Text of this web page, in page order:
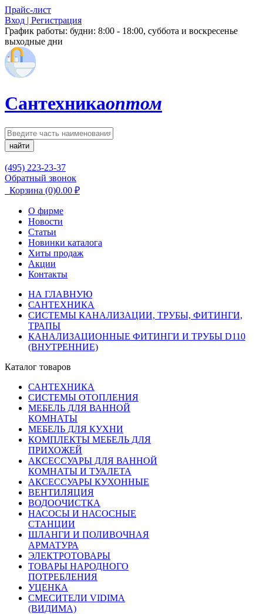
Прайс-лист
Вход | Регистрация
График работы: будни: 8:00 - 18:00, суббота и воскресенье
выходные дни
Сантехникаоптом
найти
(495) 223-23-37
Обратный звонок
Корзина (0)0.00 ₽
О фирме
Новости
Статьи
Новинки каталога
Хиты продаж
Акции
Контакты
НА ГЛАВНУЮ
САНТЕХНИКА
СИСТЕМЫ КАНАЛИЗАЦИИ, ТРУБЫ, ФИТИНГИ,
ТРАПЫ
КАНАЛИЗАЦИОННЫЕ ФИТИНГИ И ТРУБЫ D110
(ВНУТРЕННИЕ)
Каталог товаров
САНТЕХНИКА
СИСТЕМЫ ОТОПЛЕНИЯ
МЕБЕЛЬ ДЛЯ ВАННОЙ
КОМНАТЫ
МЕБЕЛЬ ДЛЯ КУХНИ
КОМПЛЕКТЫ МЕБЕЛЬ ДЛЯ
ПРИХОЖЕЙ
АКСЕССУАРЫ ДЛЯ ВАННОЙ
КОМНАТЫ И ТУАЛЕТА
АКСЕССУАРЫ КУХОННЫЕ
ВЕНТИЛЯЦИЯ
ВОДООЧИСТКА
НАСОСЫ И НАСОСНЫЕ
СТАНЦИИ
ШЛАНГИ И ПОЛИВОЧНАЯ
АРМАТУРА
ЭЛЕКТРОТОВАРЫ
ТОВАРЫ НАРОДНОГО
ПОТРЕБЛЕНИЯ
УЦЕНКА
СМЕСИТЕЛИ VIDIMA
(ВИДИМА)